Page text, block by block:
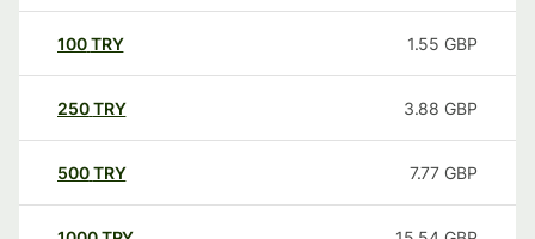
100TRY 1.55 GBP
250TRY 3.88 GBP
500TRY 7.77 GBP